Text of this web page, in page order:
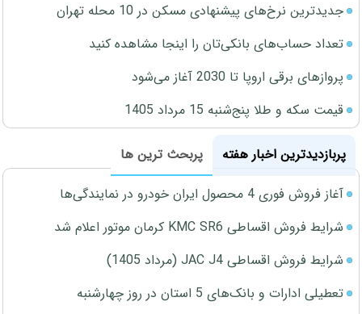
جدیدترین نرخ‌های پیشنهادی مسکن در 10 محله تهران
تعداد حساب‌های بانکی‌تان را اینجا مشاهده کنید
پروازهای برقی اروپا تا 2030 آغاز می‌شود
قیمت سکه و طلا پنج‌شنبه 15 مرداد 1405
پربازدیدترین اخبار هفته
پربحث ترین ها
آغاز فروش فوری 4 محصول ایران خودرو در نمایندگی‌ها
شرایط فروش اقساطی KMC SR6 کرمان موتور اعلام شد
شرایط فروش اقساطی JAC J4 (مرداد 1405)
تعطیلی ادارات و بانک‌های 5 استان در روز چهارشنبه